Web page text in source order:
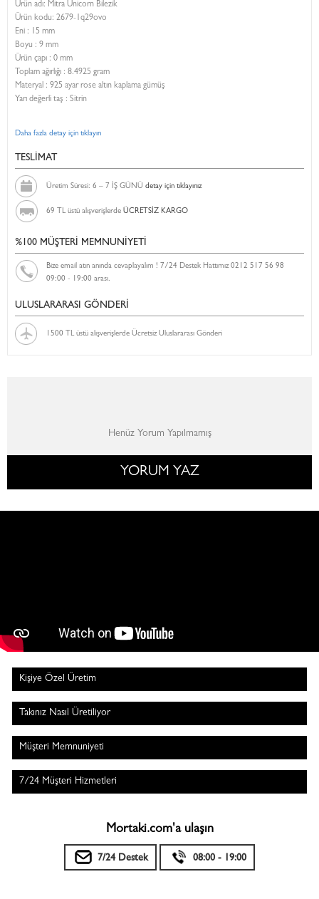
Ürün adı: Mitra Unicorn Bilezik
Ürün kodu: 2679-1q29ovo
Eni : 15 mm
Boyu : 9 mm
Ürün çapı : 0 mm
Toplam ağırlığı : 8.4925 gram
Materyal : 925 ayar rose altın kaplama gümüş
Yarı değerli taş : Sitrin
Daha fazla detay için tıklayın
TESLİMAT
Üretim Süresi: 6 – 7 İŞ GÜNÜ detay için tıklayınız
69 TL üstü alışverişlerde ÜCRETSİZ KARGO
%100 MÜŞTERİ MEMNUNİYETİ
Bize email atın anında cevaplayalım ! 7/24 Destek Hattımız 0212 517 56 98
09:00 - 19:00 arası.
ULUSLARARASI GÖNDERİ
1500 TL üstü alışverişlerde Ücretsiz Uluslararası Gönderi
Henüz Yorum Yapılmamış
YORUM YAZ
Kişiye Özel Üretim
Takınız Nasıl Üretiliyor
Müşteri Memnuniyeti
7/24 Müşteri Hizmetleri
Mortaki.com'a ulaşın
7/24 Destek 08:00 - 19:00